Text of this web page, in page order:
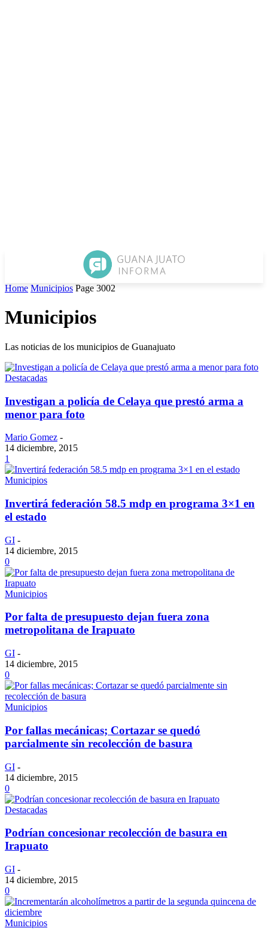
Home Municipios Page 3002
Municipios
Las noticias de los municipios de Guanajuato
Destacadas
Investigan a policía de Celaya que prestó arma a
menor para foto
Mario Gomez -
14 diciembre, 2015
1
Municipios
Invertirá federación 58.5 mdp en programa 3×1 en
el estado
GI -
14 diciembre, 2015
0
Municipios
Por falta de presupuesto dejan fuera zona
metropolitana de Irapuato
GI -
14 diciembre, 2015
0
Municipios
Por fallas mecánicas; Cortazar se quedó
parcialmente sin recolección de basura
GI -
14 diciembre, 2015
0
Destacadas
Podrían concesionar recolección de basura en
Irapuato
GI -
14 diciembre, 2015
0
Municipios